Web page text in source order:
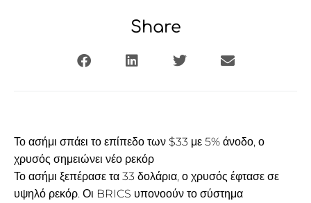
Share
Το ασήμι σπάει το επίπεδο των $33 με 5% άνοδο, ο
χρυσός σημειώνει νέο ρεκόρ
Το ασήμι ξεπέρασε τα 33 δολάρια, ο χρυσός έφτασε σε
υψηλό ρεκόρ. Οι BRICS υπονοούν το σύστημα